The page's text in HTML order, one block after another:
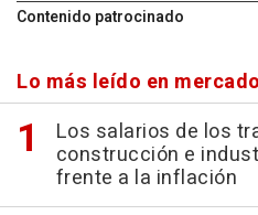
Contenido patrocinado
Lo más leído en
Los salarios de los
construcción e
frente a la inflación